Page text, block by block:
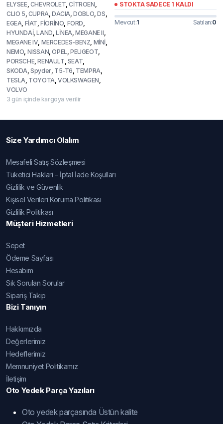
999,00₺.
ELYSEE, CHEVROLET,CİTROEN,
CLIO 5, CUPRA,DACIA,DOBLO,DS,
EGEA, FİAT,FİORİNO, FORD,
HYUNDAİ,LAND,LİNEA,MEGANE II,
MEGANE IV, MERCEDES-BENZ, MİNİ,
NEMO, NISSAN,OPEL,PEUGEOT,
PORSCHE,RENAULT, SEAT,
SKODA,Spyder, T5-T6, TEMPRA,
TESLA, TOYOTA,VOLKSWAGEN,
VOLVO
3 gün içinde kargoya verilir
900,00₺.
STOKTA SADECE 1 KALDI
Mevcut:1 Satılan:0
Size Yardımcı Olalım
Mesafeli Satış Sözleşmesi
Tüketici Haklari – İptal İade Koşulları
Gizlilik ve Güvenlik
Kişisel Verileri Koruma Politikası
Gizlilik Politikası
Müşteri Hizmetleri
Sepet
Ödeme Sayfası
Hesabım
Sık Sorulan Sorular
Sipariş Takip
Bizi Tanıyın
Hakkımızda
Değerlerimiz
Hedeflerimiz
Memnuniyet Politikamız
İletişim
Oto Yedek Parça Yazıları
Oto yedek parçasında Üstün kalite